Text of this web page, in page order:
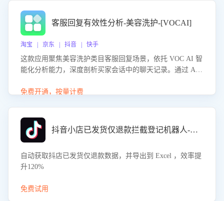
客服回复有效性分析-美容洗护-[VOCAI]
淘宝 | 京东 | 抖音 | 快手
这款应用聚焦美容洗护类目客服回复场景，依托 VOC AI 智
能化分析能力，深度剖析买家会话中的聊天记录。通过 AI
答的有效性与完整性，输出针对性改进策略，助力商家快速
免费开通，按量计费
抖音小店已发货仅退款拦截登记机器人-八爪鱼
自动获取抖店已发货仅退款数据，并导出到 Excel ，效率提
升120%
免费试用